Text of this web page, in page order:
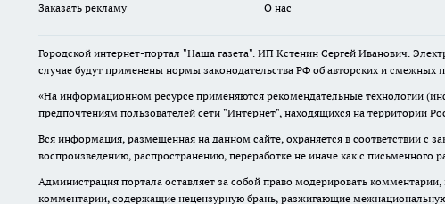
Заказать рекламу О нас
Городской интернет-портал "Наша газета". ИП Кстенин Сергей Иванович.
случае будут применены нормы законодательства РФ об авторских и смежных
«На информационном ресурсе применяются рекомендательные технологии
предпочтениям пользователей сети "Интернет", находящихся на территории
Вся информация, размещенная на данном сайте, охраняется в соответствии
воспроизведению, распространению, переработке не иначе как с письменного
Администрация портала оставляет за собой право модерировать
комментарии, содержащие нецензурную брань, разжигающие